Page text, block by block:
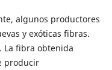
algunos productores
y exóticas fibras.
La fibra obtenida
producir